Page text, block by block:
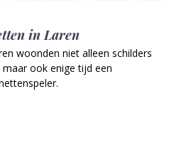
in Laren
woonden niet alleen schilders
ook enige tijd een